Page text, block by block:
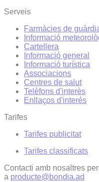
Serveis
Farmàcies de
Informació
Cartellera
Informació general
Informació turística
Associacions
Centres de salut
Telèfons d'interès
Enllaços d'interés
Tarifes
Tarifes publicitat
Tarifes classificats
Contacti amb nosaltres
a producte@bondia.ad